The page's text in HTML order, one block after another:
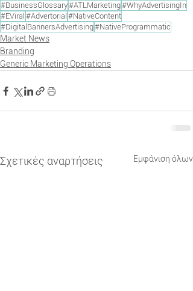
#BusinessGlossary#ATLMarketing#WhyAdvertisingIn
#EViral #Advertorial #NativeContent
#DigitalBannersAdvertising#NativeProgrammatic
Market News
Branding
Generic Marketing Operations
Σχετικές αναρτήσεις Εμφάνιση όλων